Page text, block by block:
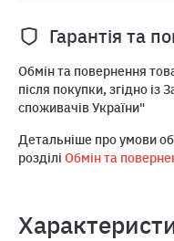
Гарантія та
Обмін та повернення
після покупки, згідно
споживачів України"
Детальніше про умови
розділі Обмін та